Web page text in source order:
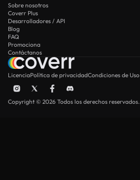
Sobre nosotros
Coverr Plus
Desarrolladores / API
Blog
FAQ
Promociona
Contáctanos
LicenciaPolítica de privacidadCondiciones de Uso
Copyright © 2026 Todos los derechos reservados.